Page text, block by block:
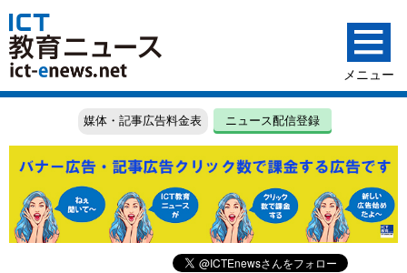
媒体・記事広告料金表 ニュース配信登録